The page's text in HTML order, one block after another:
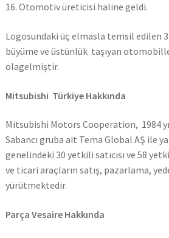
16. Otomotiv üreticisi haline geldi.
Logosundaki üç elmasla temsil edilen
büyüme ve üstünlük taşıyan
olagelmiştir.
Mitsubishi Türkiye Hakkında
Mitsubishi Motors Cooperation, 1984
Sabancı gruba ait Tema Global AŞ ile
genelindeki 30 yetkili satıcısı ve 58
ve ticari araçların satış, pazarlama,
yürütmektedir.
Parça Vesaire Hakkında